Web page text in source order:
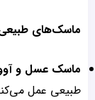
ماسک‌های
ماسک عسل و